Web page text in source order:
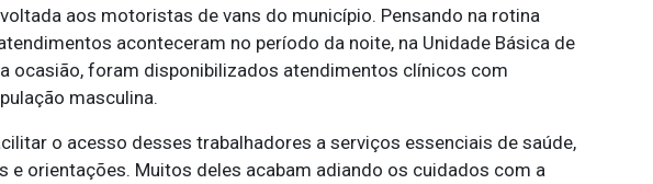
aos motoristas de vans do município. Pensando na rotina
aconteceram no período da noite, na Unidade Básica de
ocasião, foram disponibilizados atendimentos clínicos com
masculina.
o acesso desses trabalhadores a serviços essenciais de saúde,
e orientações. Muitos deles acabam adiando os cuidados com a